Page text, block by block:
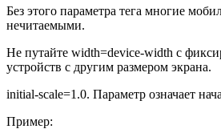
Без этого параметра тега многие
нечитаемыми.
Не путайте width=device-width с
устройств с другим размером экрана.
initial-scale=1.0. Параметр означает
Пример: